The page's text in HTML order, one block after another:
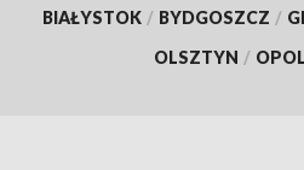
BIAŁYSTOK / BYDGOSZCZ /
OLSZTYN /